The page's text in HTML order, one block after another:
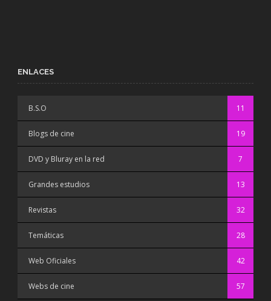
ENLACES
B.S.O 11
Blogs de cine 19
DVD y Bluray en la red 7
Grandes estudios 13
Revistas 32
Temáticas 28
Web Oficiales 42
Webs de cine 57